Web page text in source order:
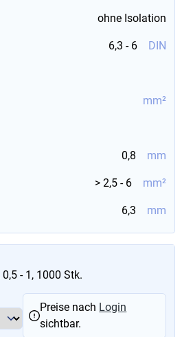
ohne Isolation
6,3 - 6 DIN
mm²
0,8 mm
> 2,5 - 6 mm²
6,3 mm
- 1, 1000 Stk.
Preise nach Login
sichtbar.